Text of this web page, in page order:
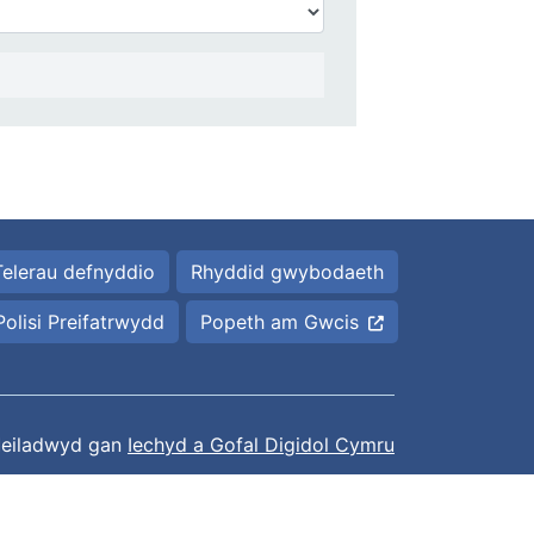
defnyddio Rhyddid gwybodaeth
Preifatrwydd Popeth am Gwcis
gan Iechyd a Gofal Digidol Cymru